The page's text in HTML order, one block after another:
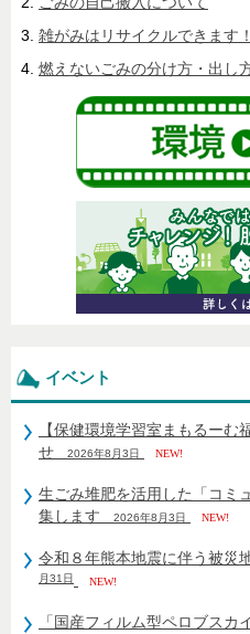
雑がみはリサイクルできます！
燃えないごみの分け方・出し
イベント
【保健環境学習室まもるーむ
せ
2026年8月3日 NEW!
生ごみ堆肥を活用した「コミ
集します
2026年8月3日 NEW!
令和８年熊本地震に伴う被災
月31日 NEW!
「国産フィルム型ペロブスカ